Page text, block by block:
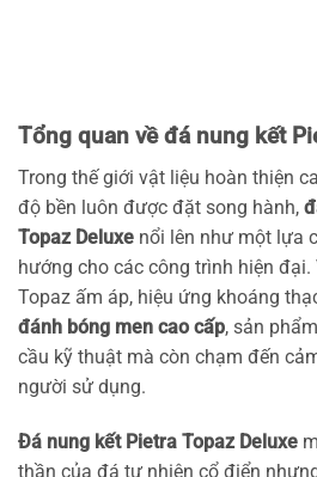
Tổng quan về đá nung kết
Trong thế giới vật liệu hoàn thiện
độ bền luôn được đặt song hành,
Topaz Deluxe nổi lên như một lựa
hướng cho các công trình hiện
Topaz ấm áp, hiệu ứng khoáng
đánh bóng men cao cấp, sản
cầu kỹ thuật mà còn chạm đến
người sử dụng.
Đá nung kết Pietra Topaz Deluxe
thần của đá tự nhiên cổ điển